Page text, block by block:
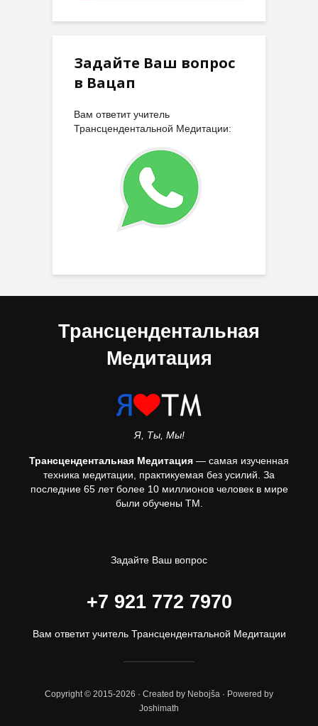
Задайте Ваш вопрос
в Вацап
Вам ответит учитель
Трансцендентальной Медитации:
Трансцендентальная
Медитация
Я, Ты, Мы!
Трансцендентальная Медитация — самая изученная
техника медитации, практикуемая без усилий. За
последние 65 лет более 10 миллионов человек в мире
были обучены ТМ.
Задайте Ваш вопрос
+7 921 772 7970
Вам ответит учитель Трансцендентальной Медитации
Copyright © 2015-2026 · Created by Nebojša · Powered by
Joshimath